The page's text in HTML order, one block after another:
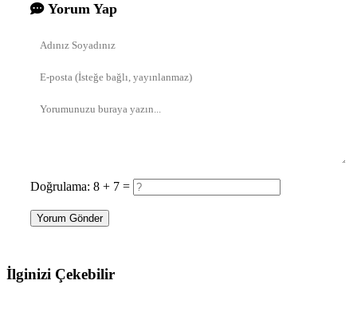
Yorum Yap
Doğrulama: 8 + 7 =
Yorum Gönder
İlginizi Çekebilir